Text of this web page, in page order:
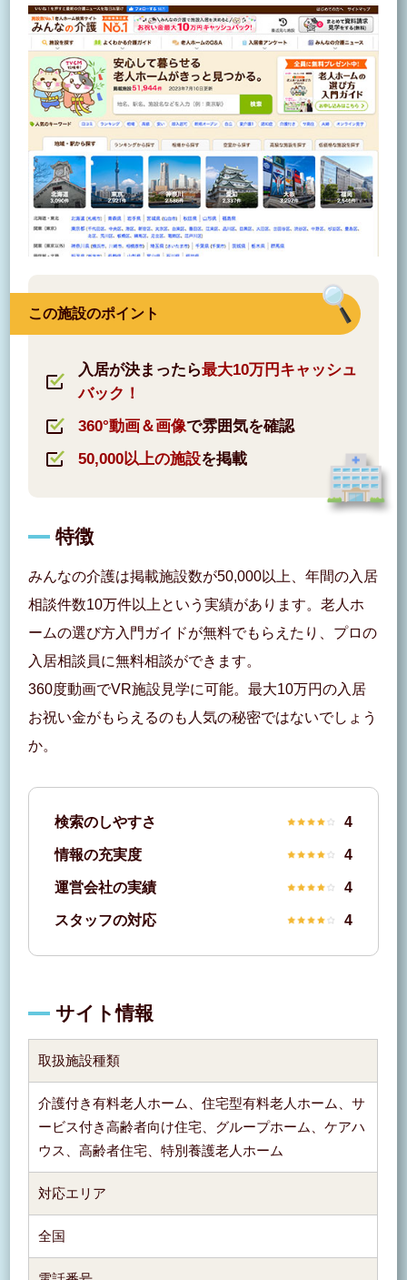
この施設のポイント
入居が決まったら最大10万円キャッシュ
バック！
360°動画＆画像で雰囲気を確認
50,000以上の施設を掲載
特徴
みんなの介護は掲載施設数が50,000以上、年間の入居
相談件数10万件以上という実績があります。老人ホ
ームの選び方入門ガイドが無料でもらえたり、プロの
入居相談員に無料相談ができます。
360度動画でVR施設見学に可能。最大10万円の入居
お祝い金がもらえるのも人気の秘密ではないでしょう
か。
検索のしやすさ 4
情報の充実度 4
運営会社の実績 4
スタッフの対応 4
サイト情報
取扱施設種類
介護付き有料老人ホーム、住宅型有料老人ホーム、サ
ービス付き高齢者向け住宅、グループホーム、ケアハ
ウス、高齢者住宅、特別養護老人ホーム
対応エリア
全国